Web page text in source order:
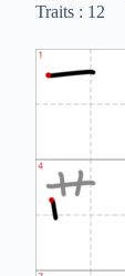
Traits : 12